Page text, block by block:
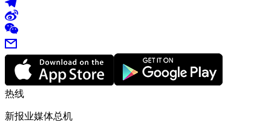
热线
新报业媒体总机